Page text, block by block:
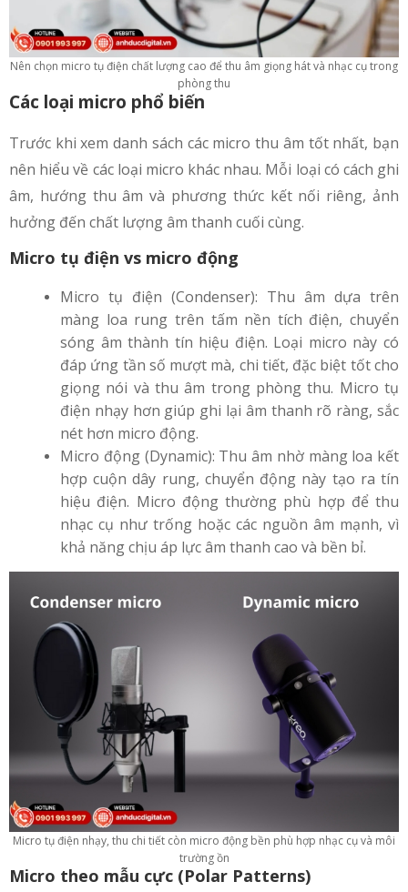
Nên chọn micro tụ điện chất lượng cao để thu âm giọng hát và nhạc cụ trong
phòng thu
Các loại micro phổ biến
Trước khi xem danh sách các micro thu âm tốt nhất, bạn
nên hiểu về các loại micro khác nhau. Mỗi loại có cách ghi
âm, hướng thu âm và phương thức kết nối riêng, ảnh
hưởng đến chất lượng âm thanh cuối cùng.
Micro tụ điện vs micro động
Micro tụ điện (Condenser): Thu âm dựa trên
màng loa rung trên tấm nền tích điện, chuyển
sóng âm thành tín hiệu điện. Loại micro này có
đáp ứng tần số mượt mà, chi tiết, đặc biệt tốt cho
giọng nói và thu âm trong phòng thu. Micro tụ
điện nhạy hơn giúp ghi lại âm thanh rõ ràng, sắc
nét hơn micro động.
Micro động (Dynamic): Thu âm nhờ màng loa kết
hợp cuộn dây rung, chuyển động này tạo ra tín
hiệu điện. Micro động thường phù hợp để thu
nhạc cụ như trống hoặc các nguồn âm mạnh, vì
khả năng chịu áp lực âm thanh cao và bền bỉ.
Micro tụ điện nhạy, thu chi tiết còn micro động bền phù hợp nhạc cụ và môi
trường ồn
Micro theo mẫu cực (Polar Patterns)